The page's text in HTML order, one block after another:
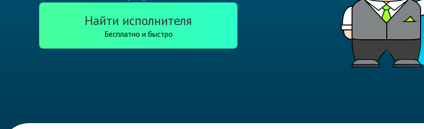
Найти исполнителя
Бесплатно и быстро